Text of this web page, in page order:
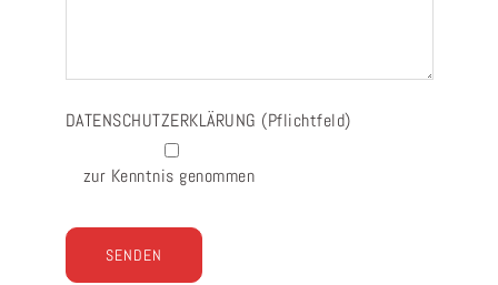
DATENSCHUTZERKLÄRUNG (Pflichtfeld)
zur Kenntnis genommen